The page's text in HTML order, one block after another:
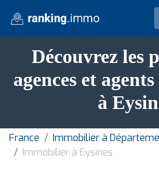
Découvrez les
agences et
à
France
Immobilier à
Immobilier à Eysines